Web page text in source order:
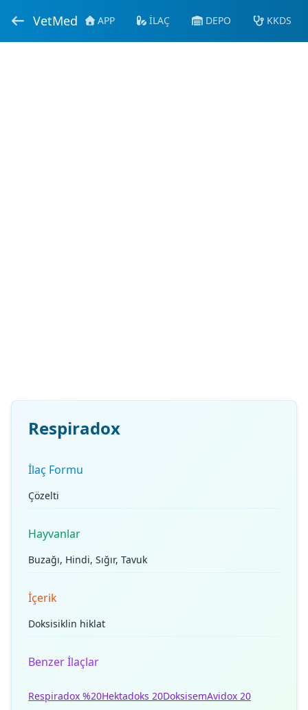
VetMed APP İLAÇ DEPO KKDS
Respiradox
İlaç Formu
Çözelti
Hayvanlar
Buzağı, Hindi, Sığır, Tavuk
İçerik
Doksisiklin hiklat
Benzer İlaçlar
Respiradox %20Hektadoks 20DoksisemAvidox 20